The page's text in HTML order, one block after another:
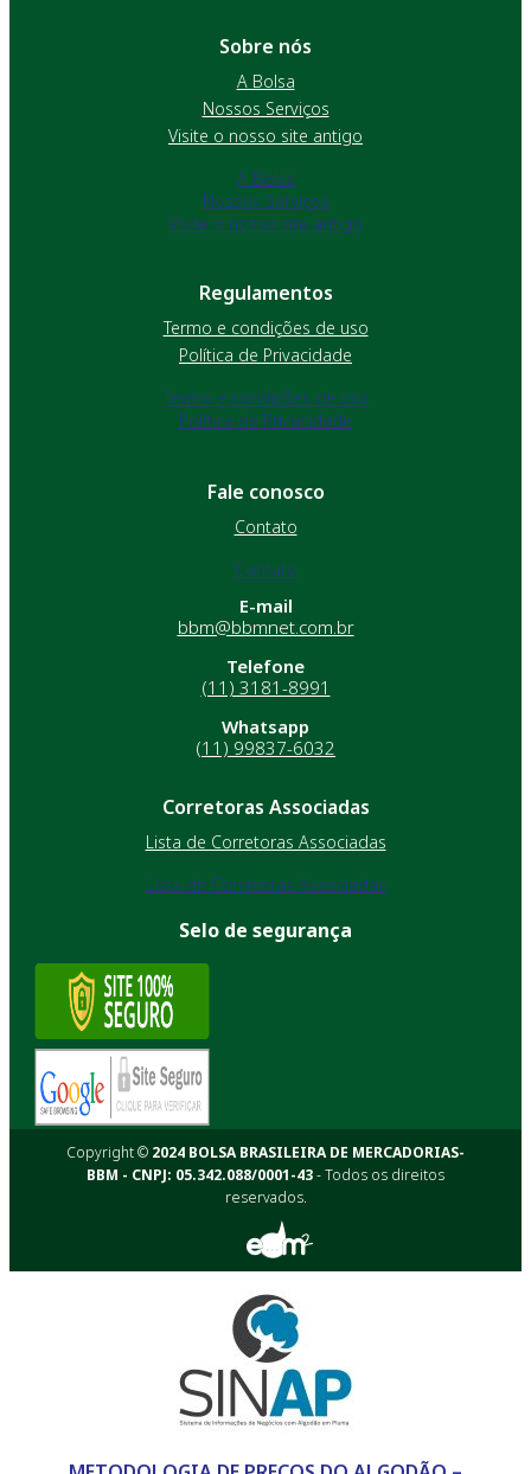
Sobre nós
A Bolsa
Nossos Serviços
Visite o nosso site antigo
A Bolsa
Nossos Serviços
Visite o nosso site antigo
Regulamentos
Termo e condições de uso
Política de Privacidade
Termo e condições de uso
Política de Privacidade
Fale conosco
Contato
Contato
E-mail
bbm@bbmnet.com.br
Telefone
(11) 3181-8991
Whatsapp
(11) 99837-6032
Corretoras Associadas
Lista de Corretoras Associadas
Lista de Corretoras Associadas
Selo de segurança
Copyright © 2024 BOLSA BRASILEIRA DE MERCADORIAS-
BBM - CNPJ: 05.342.088/0001-43- Todos os direitos
reservados.